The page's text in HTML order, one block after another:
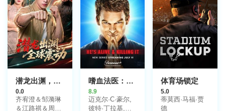
潜龙出渊，全球震动
0.0
齐宥澄＆邹漪琳
＆江路祺＆周州
嗜血法医：杀魔复生第一季
8.9
迈克尔·C·豪尔,
彼特·丁拉基,约
体育场锁定
5.0
蒂莫西·马福·贾
德